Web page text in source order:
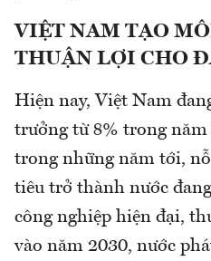
VIỆT NAM TẠO
THUẬN LỢI CHO
Hiện nay, Việt Nam
trưởng từ 8% trong năm
trong những năm tới,
tiêu trở thành nước
công nghiệp hiện đại,
vào năm 2030, nước